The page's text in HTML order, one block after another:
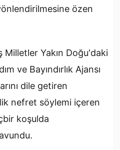
özen
Milletler Yakın Doğu'daki
ve Bayındırlık Ajansı
dile getiren
nefret söylemi içeren
koşulda